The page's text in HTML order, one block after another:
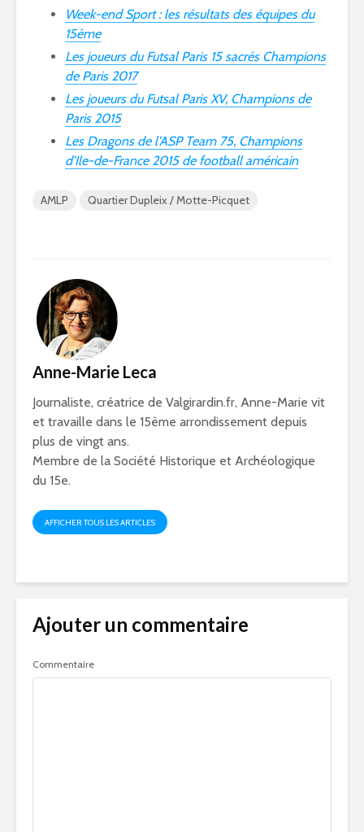
Week-end Sport : les résultats des équipes du
15ème
Les joueurs du Futsal Paris 15 sacrés Champions
de Paris 2017
Les joueurs du Futsal Paris XV, Champions de
Paris 2015
Les Dragons de l’ASP Team 75, Champions
d’Ile-de-France 2015 de football américain
AMLP Quartier Dupleix / Motte-Picquet
Anne-Marie Leca
Journaliste, créatrice de Valgirardin.fr, Anne-Marie vit
et travaille dans le 15ème arrondissement depuis
plus de vingt ans.
Membre de la Société Historique et Archéologique
du 15e.
AFFICHER TOUS LES ARTICLES
Ajouter un commentaire
Commentaire